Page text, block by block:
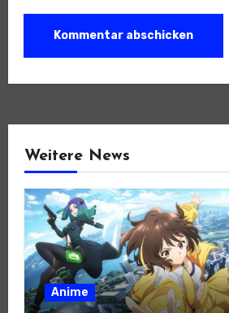
Weitere News
Anime